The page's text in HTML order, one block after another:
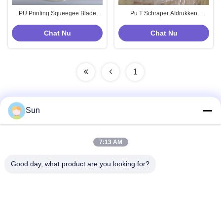
PU Printing Squeegee Blade
Zimmer Stork T Schraper
Chat Nu
Pu T Schraper Afdrukken
Textielmachines
Reserveonderdelen Zimmer
Chat Nu
1
NO.55 XINSHENG WEG, WUJIN-DISTRICT, CHANGZHOU-
Sun
7:13 AM
Good day, what product are you looking for?